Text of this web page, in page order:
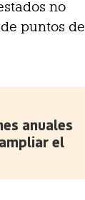
no
puntos de
anuales
el